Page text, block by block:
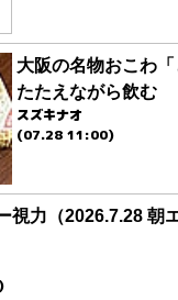
大阪の名物おこわ
たたえながら飲む
スズキナオ
(07.28 11:00)
視力（2026.7.28 朝